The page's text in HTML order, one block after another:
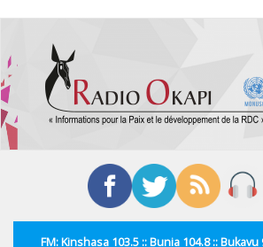
contenu
principal
FM: Kinshasa 103.5 :: Bunia 104.8 :: Bukavu